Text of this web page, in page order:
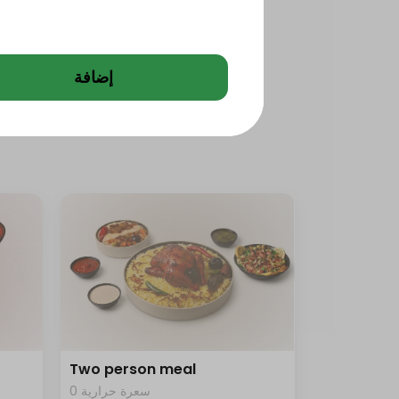
Two person meal
0 سعرة حرارية
إضافة